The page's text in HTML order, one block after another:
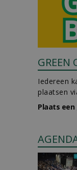
GREEN
Iedereen
plaatsen
Plaats